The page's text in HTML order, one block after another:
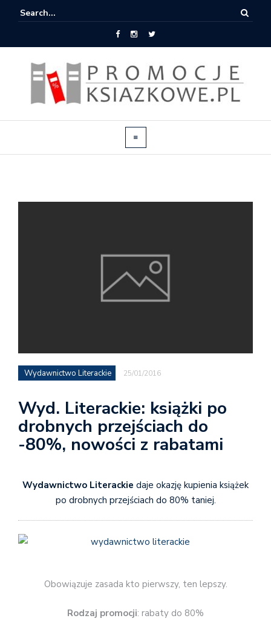
Wydawnictwo Literackie 25/01/2016
Wyd. Literackie: książki po
drobnych przejściach do
-80%, nowości z rabatami
Wydawnictwo Literackie daje okazję kupienia książek
po drobnych przejściach do 80% taniej.
Obowiązuje zasada kto pierwszy, ten lepszy.
Rodzaj promocji: rabaty do 80%